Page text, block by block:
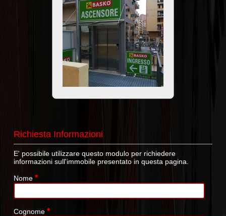
Richiesta Informazioni
E' possibile utilizzare questo modulo per richiedere
informazioni sull'immobile presentato in questa pagina.
Nome *
Cognome *